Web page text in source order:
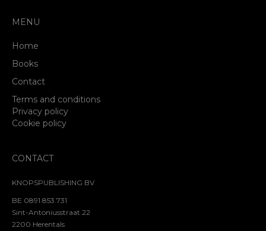
MENU
Home
Books
Contact
Terms and conditions
Privacy policy
Cookie policy
CONTACT
KNOPSPUBLISHING BV
BE 0891.853.731
Sint-Antoniusstraat 22
2200 Herentals